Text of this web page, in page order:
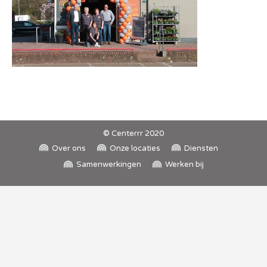
© Centerrr 2020
Over ons
Onze locaties
Diensten
Samenwerkingen
Werken bij